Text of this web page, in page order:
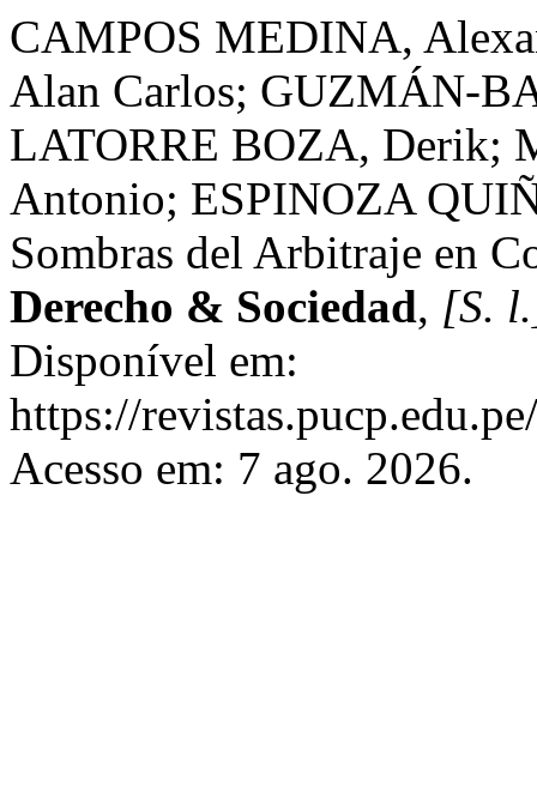
CAMPOS MEDINA,
Alan Carlos; GUZMÁN-
LATORRE BOZA, Derik;
Antonio; ESPINOZA
Sombras del Arbitraje en
Derecho & Sociedad, [S.
Disponível em:
https://
Acesso em: 7 ago. 2026.